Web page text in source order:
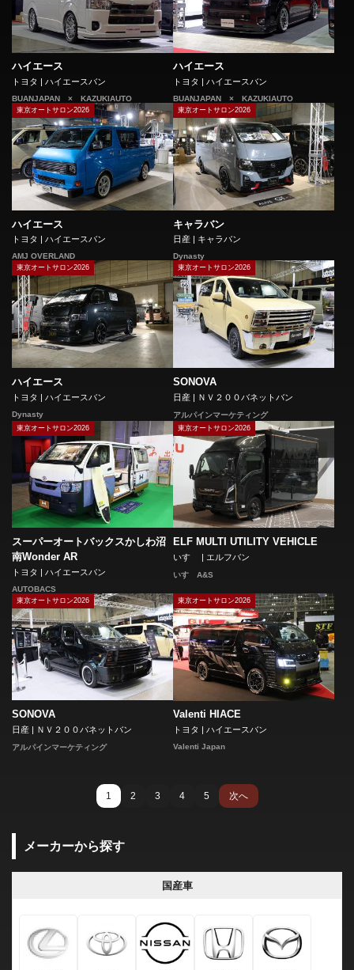
ハイエース
トヨタ | ハイエースバン
BUANJAPAN × KAZUKIAUTO
ハイエース
トヨタ | ハイエースバン
BUANJAPAN × KAZUKIAUTO
東京オートサロン2026
ハイエース
トヨタ | ハイエースバン
AMJ OVERLAND
東京オートサロン2026
キャラバン
日産 | キャラバン
Dynasty
東京オートサロン2026
ハイエース
トヨタ | ハイエースバン
Dynasty
東京オートサロン2026
SONOVA
日産 | ＮＶ２００バネットバン
アルパインマーケティング
東京オートサロン2026
スーパーオートバックスかしわ沼
南Wonder AR
トヨタ | ハイエースバン
AUTOBACS
東京オートサロン2026
ELF MULTI UTILITY VEHICLE
いすゞ | エルフバン
いすゞA&S
東京オートサロン2026
SONOVA
日産 | ＮＶ２００バネットバン
アルパインマーケティング
東京オートサロン2026
Valenti HIACE
トヨタ | ハイエースバン
Valenti Japan
1 2 3 4 5 次へ
メーカーから探す
国産車